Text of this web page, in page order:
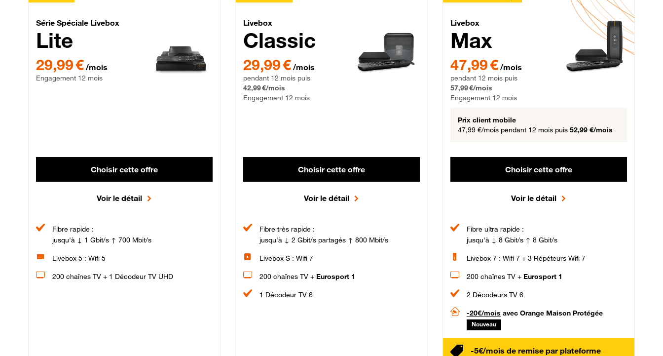
Série Spéciale Livebox Lite Fibre
Série Spéciale Livebox
Lite
29,99 € par mois , Engagement 12 mois
29,99 € /mois
Engagement 12 mois
Choisir cette offre
Voir le détail
Fibre rapide :
jusqu'à ↓ 1 Gbit/s ↑ 700 Mbit/s
Livebox 5 : Wifi 5
200 chaînes TV + 1 Décodeur TV UHD
Livebox Classic Fibre
Livebox
Classic
29,99 € par mois pendant 12 mois puis 42,99 € par mois, Engagement 12 mois
29,99 € /mois
pendant 12 mois puis
42,99 €/mois
Engagement 12 mois
Choisir cette offre
Voir le détail
Fibre très rapide :
jusqu'à ↓ 2 Gbit/s partagés ↑ 800 Mbit/s
Livebox S : Wifi 7
200 chaînes TV + Eurosport 1
1 Décodeur TV 6
Livebox Max Fibre
Livebox
Max
47,99 € par mois pendant 12 mois puis 57,99 € par mois,
47,99 € /mois
pendant 12 mois puis
57,99 €/mois
Engagement 12 mois
Prix client mobile
47,99 €/mois pendant 12 mois puis 52,99 €/mois
Choisir cette offre
Voir le détail
Fibre ultra rapide :
jusqu'à ↓ 8 Gbit/s ↑ 8 Gbit/s
Livebox 7 : Wifi 7 + 3 Répéteurs Wifi 7
200 chaînes TV + Eurosport 1
2 Décodeurs TV 6
-20€/mois avec Orange Maison Protégée
Nouveau
-5€/mois de remise par plateforme